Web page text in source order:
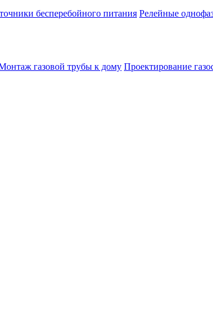
бесперебойного питания Релейные
газовой трубы к дому Проектирование